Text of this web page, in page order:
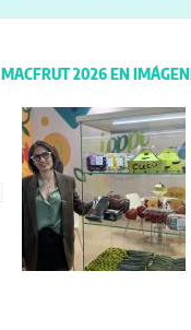
MACFRUT 2026 EN